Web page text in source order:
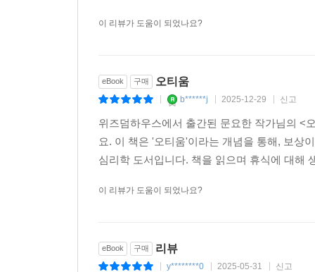
이 리뷰가 도움이 되었나요?
eBook 구매 오티움
b******j 2025-12-29 신고
위즈덤하우스에서 출간된 문요한 작가님의 <
요. 이 책은 '오티움'이라는 개념을 통해, 보상
심리학 도서입니다. 책을 읽으며 휴식에 대해
이 리뷰가 도움이 되었나요?
eBook 구매 리뷰
y********0 2025-05-31 신고